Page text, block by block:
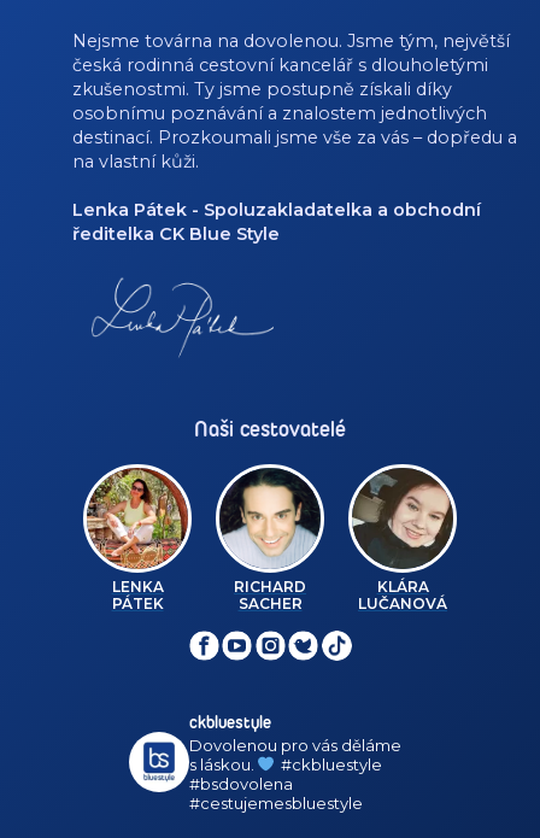
Nejsme továrna na dovolenou. Jsme tým, největší
česká rodinná cestovní kancelář s dlouholetými
zkušenostmi. Ty jsme postupně získali díky
osobnímu poznávání a znalostem jednotlivých
destinací. Prozkoumali jsme vše za vás – dopředu a
na vlastní kůži.
Lenka Pátek - Spoluzakladatelka a obchodní
ředitelka CK Blue Style
Naši cestovatelé
LENKA
PÁTEK
RICHARD
SACHER
KLÁRA
LUČANOVÁ
ckbluestyle
Dovolenou pro vás děláme
s láskou.
#ckbluestyle
#bsdovolena
#cestujemesbluestyle